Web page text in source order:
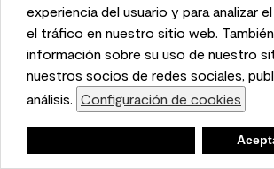
This website uses cookies to enhance
and to analyze performance and traffic
We also share information about your
with our social media, advertising, and
partners. Cookie Settings
experiencia del usuario y para analizar
el tráfico en nuestro sitio web.
información sobre su uso de nuestro
nuestros socios de redes sociales,
análisis. Configuración de cookies
Q: What Aura paint
should I use in north
entryway?
a month ago